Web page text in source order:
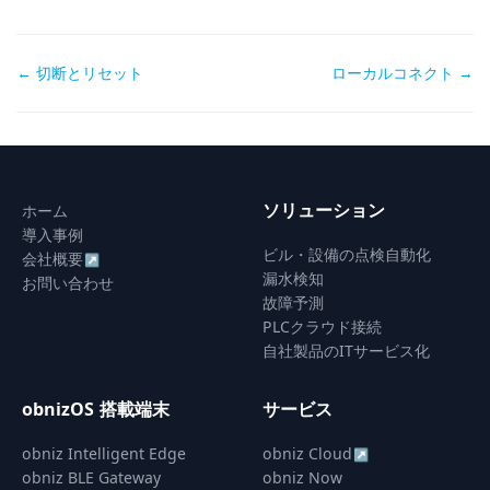
Doc
← 切断とリセット ローカルコネクト →
ホーム
導入事例
会社概要↗
お問い合わせ
ソリューション
ビル・設備の点検自動化
漏水検知
故障予測
PLCクラウド接続
自社製品のITサービス化
obnizOS 搭載端末
obniz Intelligent Edge
obniz BLE Gateway
サービス
obniz Cloud ↗
obniz Now